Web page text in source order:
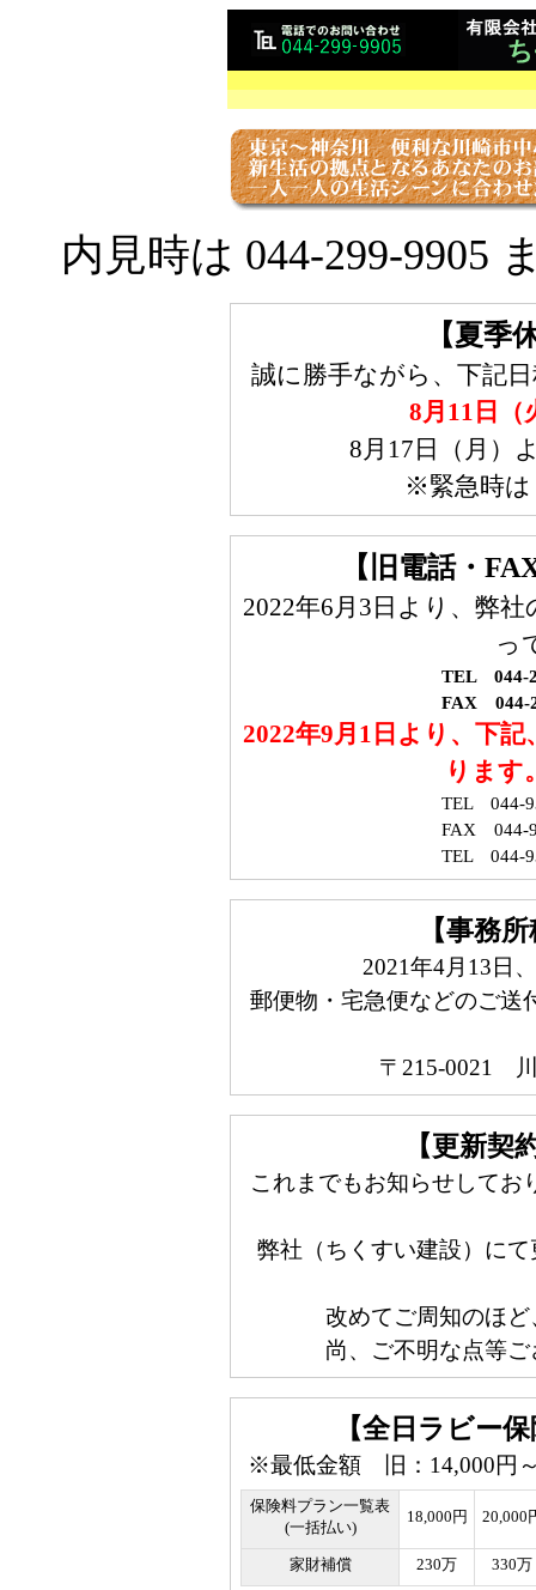
内見時は 044-299-9905
【夏季
誠に勝手ながら、下記
8月11日（
8月17日（月）
※緊急時は
【旧電話・
2022年6月3日より、弊
っ
TEL 044-
FAX 044-
2022年9月1日より、下
ります
TEL 044-
FAX 044-
TEL 044-
【事務
2021年4月13日
郵便物・宅急便などのご送
〒215-0021
【更新契
これまでもお知らせしてお
弊社（ちくすい建設）に
改めてご周知のほ
尚、ご不明な点等
【全日ラビー
※最低金額 旧：14,000
保険料プラン一覧表
(一括払い)
18,000円 20,000
家財補償 230万 330万